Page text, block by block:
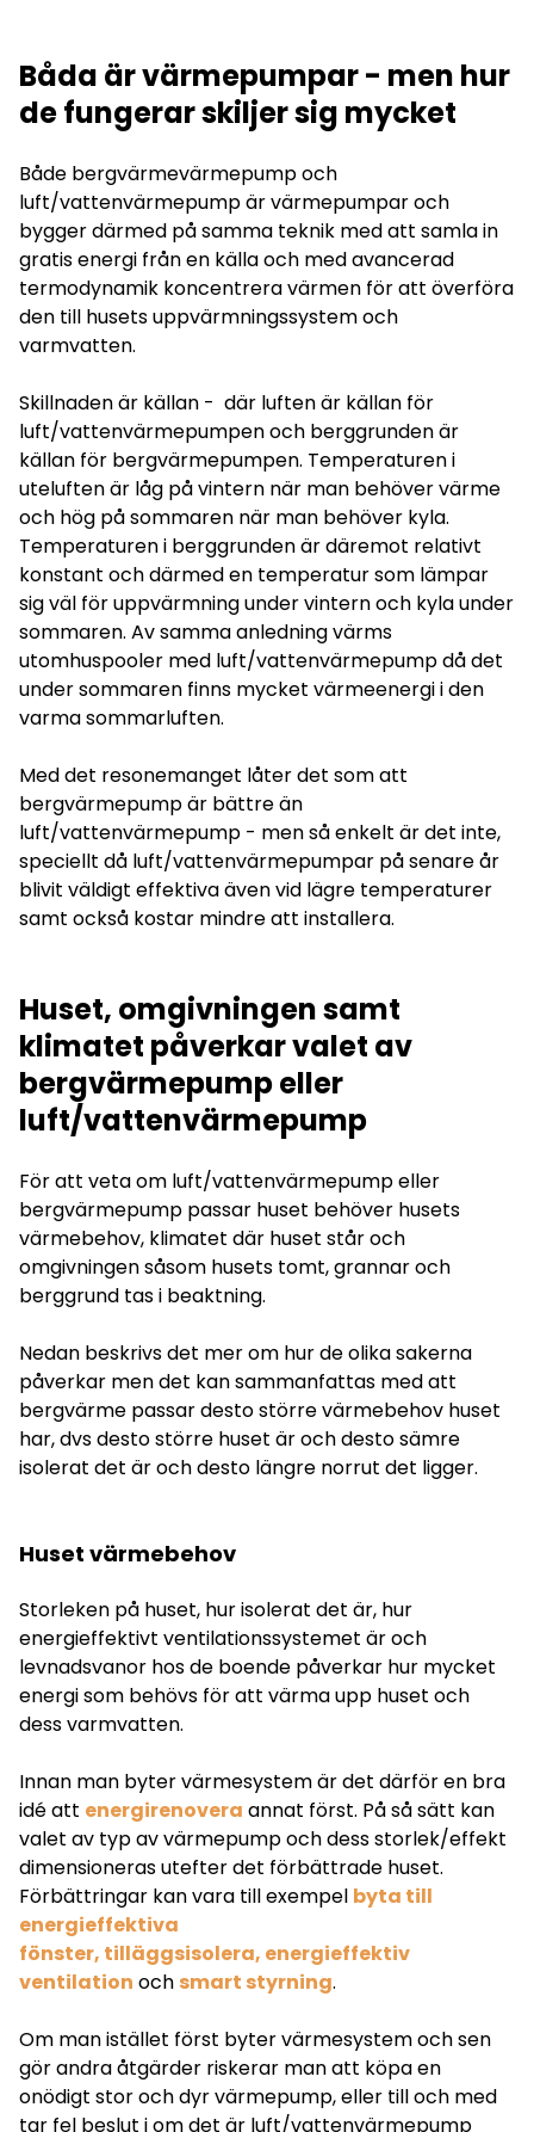
Båda är värmepumpar - men hur
de fungerar skiljer sig mycket
Både bergvärmevärmepump och
luft/vattenvärmepump är värmepumpar och
bygger därmed på samma teknik med att samla in
gratis energi från en källa och med avancerad
termodynamik koncentrera värmen för att överföra
den till husets uppvärmningssystem och
varmvatten.
Skillnaden är källan - där luften är källan för
luft/vattenvärmepumpen och berggrunden är
källan för bergvärmepumpen. Temperaturen i
uteluften är låg på vintern när man behöver värme
och hög på sommaren när man behöver kyla.
Temperaturen i berggrunden är däremot relativt
konstant och därmed en temperatur som lämpar
sig väl för uppvärmning under vintern och kyla under
sommaren. Av samma anledning värms
utomhuspooler med luft/vattenvärmepump då det
under sommaren finns mycket värmeenergi i den
varma sommarluften.
Med det resonemanget låter det som att
bergvärmepump är bättre än
luft/vattenvärmepump - men så enkelt är det inte,
speciellt då luft/vattenvärmepumpar på senare år
blivit väldigt effektiva även vid lägre temperaturer
samt också kostar mindre att installera.
Huset, omgivningen samt
klimatet påverkar valet av
bergvärmepump eller
luft/vattenvärmepump
För att veta om luft/vattenvärmepump eller
bergvärmepump passar huset behöver husets
värmebehov, klimatet där huset står och
omgivningen såsom husets tomt, grannar och
berggrund tas i beaktning.
Nedan beskrivs det mer om hur de olika sakerna
påverkar men det kan sammanfattas med att
bergvärme passar desto större värmebehov huset
har, dvs desto större huset är och desto sämre
isolerat det är och desto längre norrut det ligger.
Huset värmebehov
Storleken på huset, hur isolerat det är, hur
energieffektivt ventilationssystemet är och
levnadsvanor hos de boende påverkar hur mycket
energi som behövs för att värma upp huset och
dess varmvatten.
Innan man byter värmesystem är det därför en bra
idé att energirenovera annat först. På så sätt kan
valet av typ av värmepump och dess storlek/effekt
dimensioneras utefter det förbättrade huset.
Förbättringar kan vara till exempel byta till
energieffektiva
fönster, tilläggsisolera, energieffektiv
ventilation och smart styrning.
Om man istället först byter värmesystem och sen
gör andra åtgärder riskerar man att köpa en
onödigt stor och dyr värmepump, eller till och med
tar fel beslut i om det är luft/vattenvärmepump